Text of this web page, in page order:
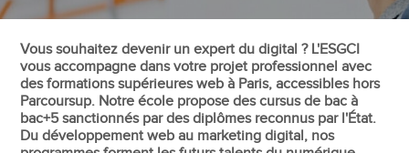
Vous souhaitez devenir un expert du digital ? L'ESGCI
vous accompagne dans votre projet professionnel avec
des formations supérieures web à Paris, accessibles hors
Parcoursup. Notre école propose des cursus de bac à
bac+5 sanctionnés par des diplômes reconnus par l'État.
Du développement web au marketing digital, nos